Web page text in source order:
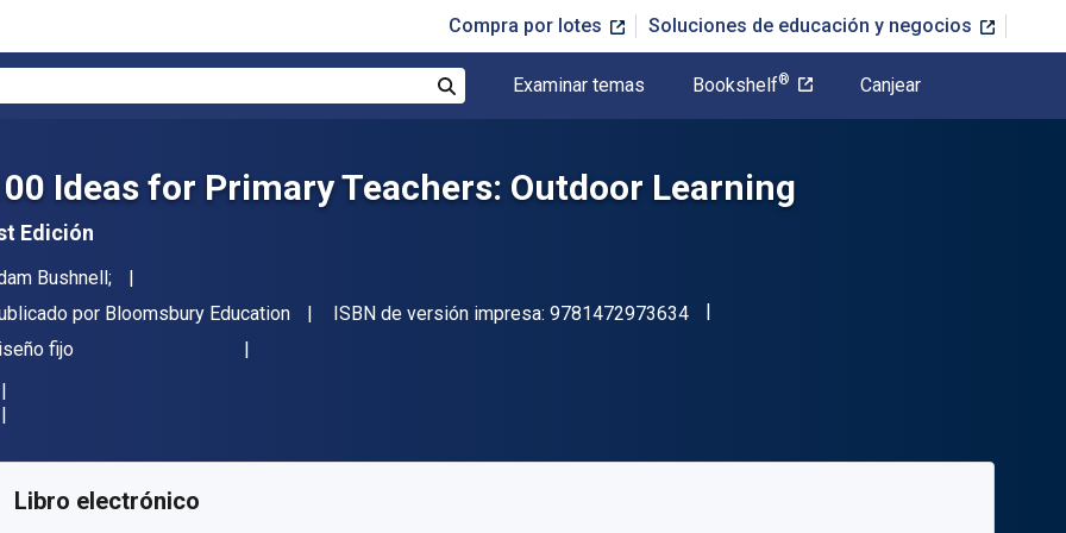
Compra por lotes Soluciones de educación y negocios
Examinar temas Bookshelf® Canjear
Ideas for Primary Teachers: Outdoor Learning
Edición
Bushnell;
por Bloomsbury Education ISBN de versión impresa: 9781472973634"ISBN-13 9781472973634"
fijo
Libro electrónico